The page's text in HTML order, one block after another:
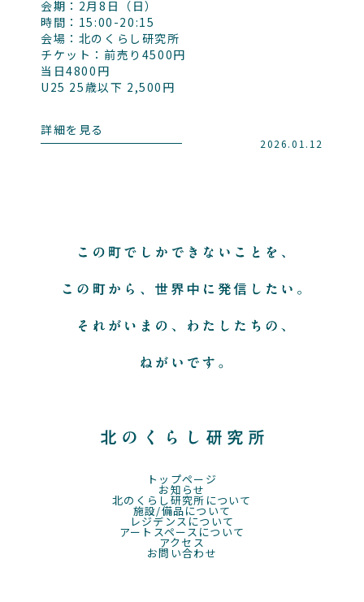
会期：2月8日（日）
時間：15:00-20:15
会場：北のくらし研究所
チケット：前売り4500円
当日4800円
U25 25歳以下 2,500円
詳細を見る
2026.01.12
トップページ
お知らせ
北のくらし研究所について
施設/備品について
レジデンスについて
アートスペースについて
アクセス
お問い合わせ